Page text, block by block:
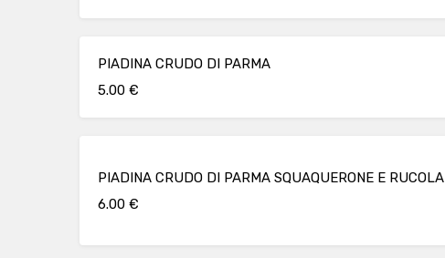
PIADINA CRUDO DI PARMA
5.00 €
PIADINA CRUDO DI PARMA SQUAQUERONE E RUCOLA
6.00 €